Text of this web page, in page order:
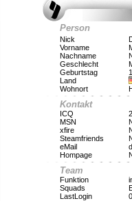
Person
Nick
Vorname
Nachname
Geschlecht
Geburtstag
Land
Wohnort
Kontakt
ICQ
MSN
xfire
Steamfriends
eMail
Hompage
Team
Funktion
Squads
LastLogin